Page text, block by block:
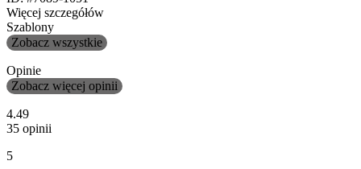
Więcej szczegółów
Szablony
Zobacz wszystkie
Opinie
Zobacz więcej opinii
4.49
35 opinii
5